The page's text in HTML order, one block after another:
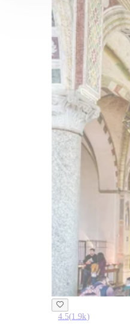
4.5(1.9k)